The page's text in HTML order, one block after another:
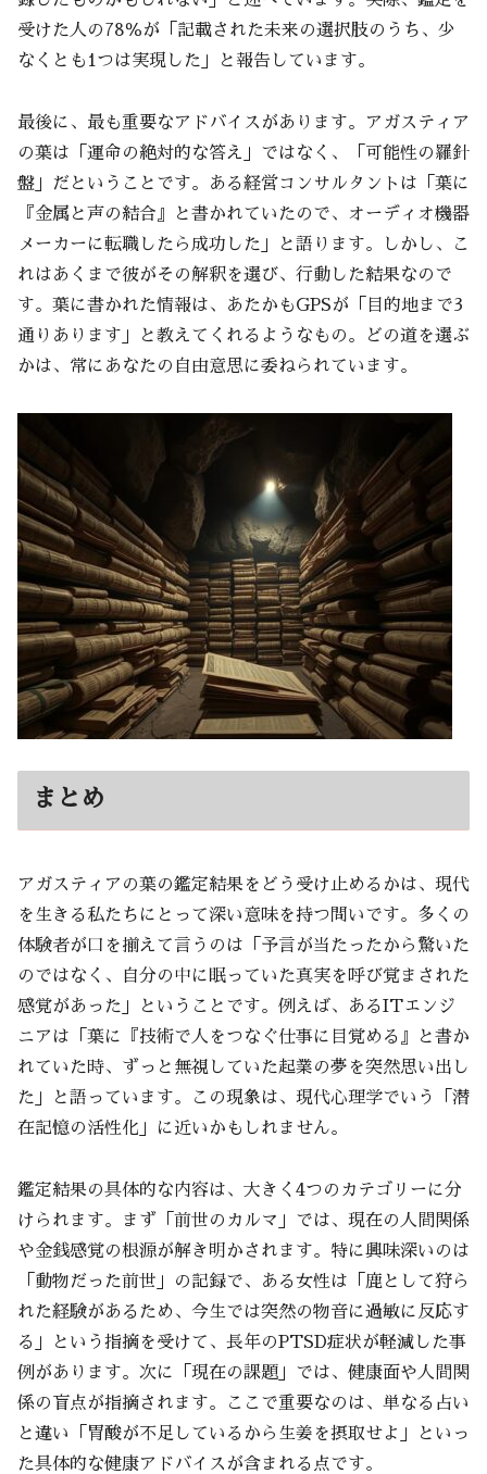
受けた人の78％が「記載された未来の選択肢のうち、少
なくとも1つは実現した」と報告しています。
最後に、最も重要なアドバイスがあります。アガスティア
の葉は「運命の絶対的な答え」ではなく、「可能性の羅針
盤」だということです。ある経営コンサルタントは「葉に
『金属と声の結合』と書かれていたので、オーディオ機器
メーカーに転職したら成功した」と語ります。しかし、こ
れはあくまで彼がその解釈を選び、行動した結果なので
す。葉に書かれた情報は、あたかもGPSが「目的地まで3
通りあります」と教えてくれるようなもの。どの道を選ぶ
かは、常にあなたの自由意思に委ねられています。
まとめ
アガスティアの葉の鑑定結果をどう受け止めるかは、現代
を生きる私たちにとって深い意味を持つ問いです。多くの
体験者が口を揃えて言うのは「予言が当たったから驚いた
のではなく、自分の中に眠っていた真実を呼び覚まされた
感覚があった」ということです。例えば、あるITエンジ
ニアは「葉に『技術で人をつなぐ仕事に目覚める』と書か
れていた時、ずっと無視していた起業の夢を突然思い出し
た」と語っています。この現象は、現代心理学でいう「潜
在記憶の活性化」に近いかもしれません。
鑑定結果の具体的な内容は、大きく4つのカテゴリーに分
けられます。まず「前世のカルマ」では、現在の人間関係
や金銭感覚の根源が解き明かされます。特に興味深いのは
「動物だった前世」の記録で、ある女性は「鹿として狩ら
れた経験があるため、今生では突然の物音に過敏に反応す
る」という指摘を受けて、長年のPTSD症状が軽減した事
例があります。次に「現在の課題」では、健康面や人間関
係の盲点が指摘されます。ここで重要なのは、単なる占い
と違い「胃酸が不足しているから生姜を摂取せよ」といっ
た具体的な健康アドバイスが含まれる点です。